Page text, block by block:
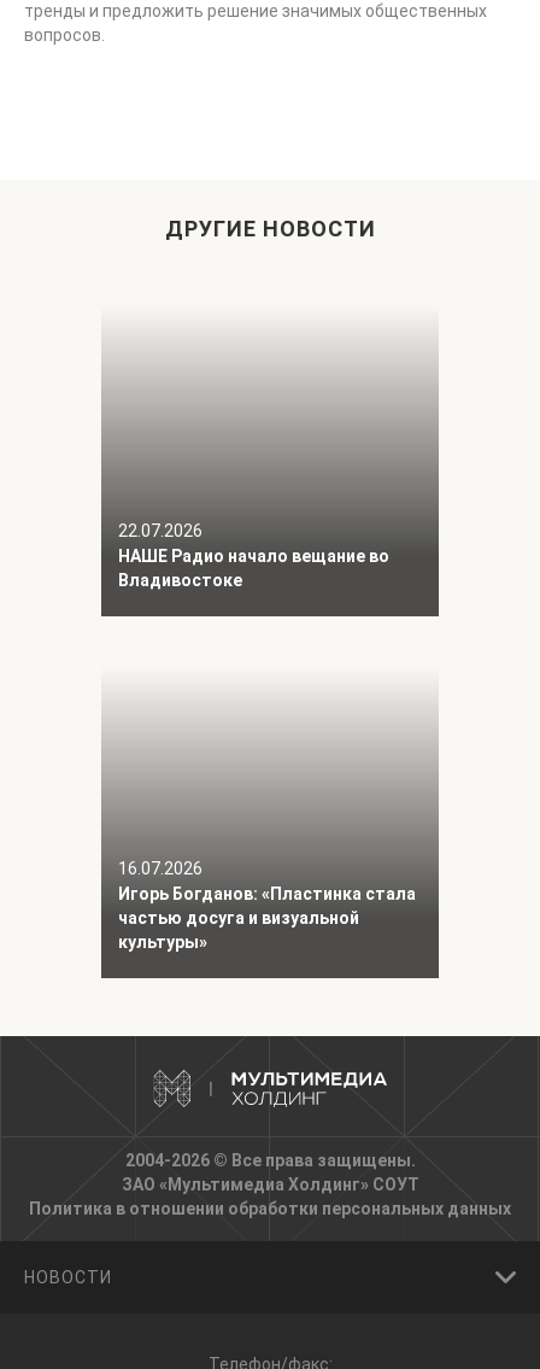
тренды и предложить решение значимых общественных
вопросов.
ДРУГИЕ НОВОСТИ
22.07.2026
НАШЕ Радио начало вещание во
Владивостоке
16.07.2026
Игорь Богданов: «Пластинка стала
частью досуга и визуальной
культуры»
2004-2026 © Все права защищены.
ЗАО «Мультимедиа Холдинг» СОУТ
Политика в отношении обработки персональных данных
НОВОСТИ
Телефон/факс: